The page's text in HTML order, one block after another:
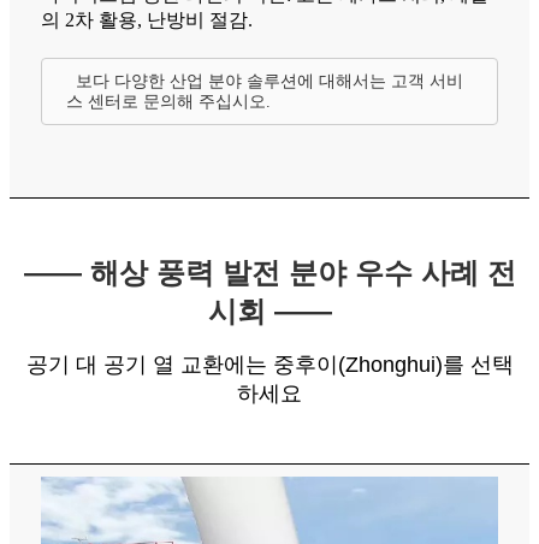
의 2차 활용, 난방비 절감.
보다 다양한 산업 분야 솔루션에 대해서는 고객 서비
스 센터로 문의해 주십시오.
—— 해상 풍력 발전 분야 우수 사례 전
시회 ——
공기 대 공기 열 교환에는 중후이(Zhonghui)를 선택
하세요